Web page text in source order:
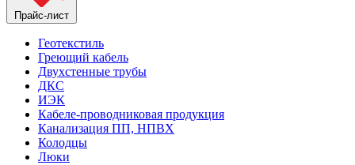
Прайс-лист
Геотекстиль
Греющий кабель
Двухстенные трубы
ДКС
ИЭК
Кабеле-проводниковая продукция
Канализация ПП, НПВХ
Колодцы
Люки